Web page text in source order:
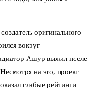
оригинального
вокруг
Ашур выжил после
на это, проект
слабые рейтинги